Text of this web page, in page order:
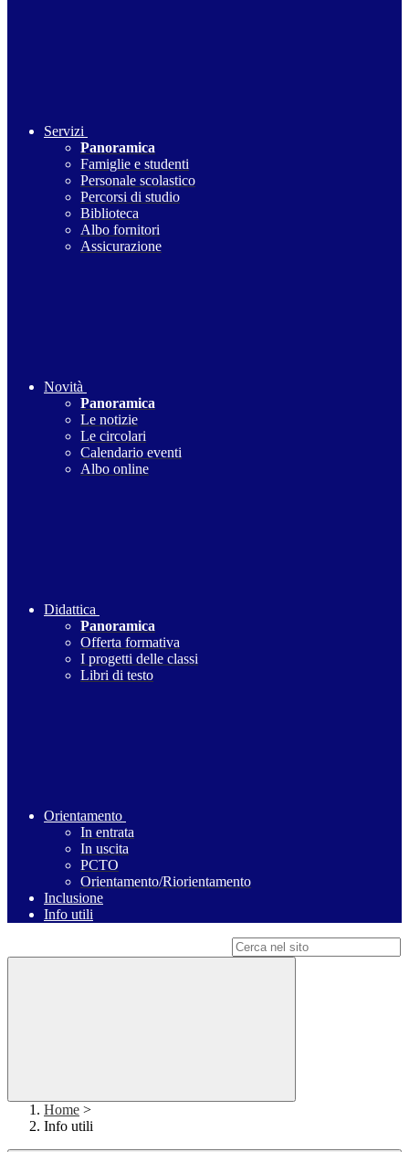
Servizi
Panoramica
Famiglie e studenti
Personale scolastico
Percorsi di studio
Biblioteca
Albo fornitori
Assicurazione
Novità
Panoramica
Le notizie
Le circolari
Calendario eventi
Albo online
Didattica
Panoramica
Offerta formativa
I progetti delle classi
Libri di testo
Orientamento
In entrata
In uscita
PCTO
Orientamento/Riorientamento
Inclusione
Info utili
Home >
Info utili